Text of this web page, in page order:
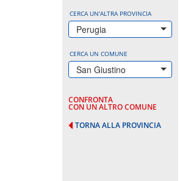
CERCA UN'ALTRA PROVINCIA
Perugia
CERCA UN COMUNE
San Giustino
CONFRONTA
CON UN ALTRO COMUNE
TORNA ALLA PROVINCIA